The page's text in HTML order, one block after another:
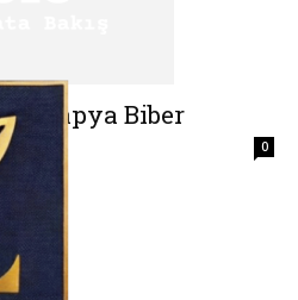
Kapya Biber
0